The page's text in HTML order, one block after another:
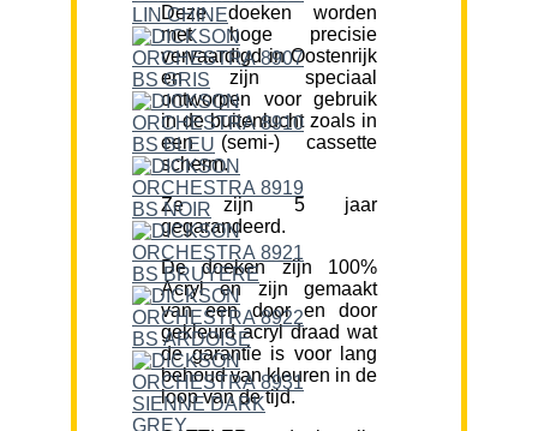
Deze doeken worden
met hoge precisie
vervaardigd in Oostenrijk
en zijn speciaal
ontworpen voor gebruik
in de buitenlucht zoals in
een (semi-) cassette
scherm.
Ze zijn 5 jaar
gegarandeerd.
De doeken zijn 100%
Acryl en zijn gemaakt
van een door en door
gekleurd acryl draad wat
de garantie is voor lang
behoud van kleuren in de
loop van de tijd.